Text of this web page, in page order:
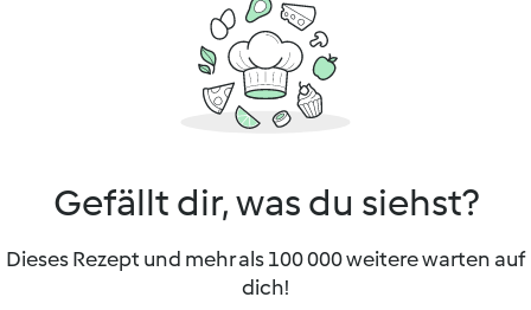
Gefällt dir, was du siehst?
Dieses Rezept und mehr als 100 000 weitere warten auf
dich!